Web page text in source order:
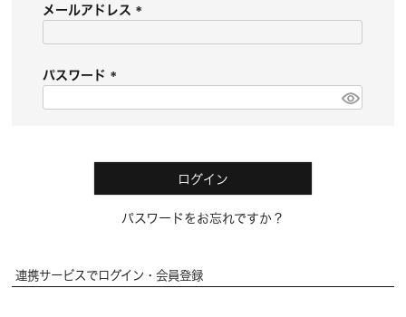
メールアドレス
パスワード
ログイン
パスワードをお忘れですか？
連携サービスでログイン・会員登録